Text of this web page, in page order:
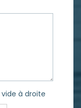
à droite